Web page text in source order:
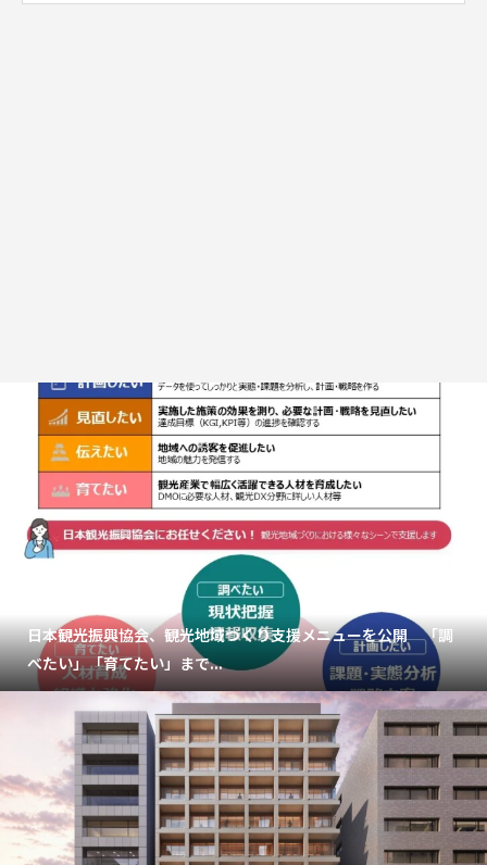
日本観光振興協会、観光地域づくり支援メニューを公開 「調
べたい」「育てたい」まで...